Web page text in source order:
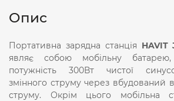
Опис
Портативна зарядна станція
являє собою мобільну
потужність 300Вт чистої
змінного струму через вбудований
струму. Окрім цього мобільна